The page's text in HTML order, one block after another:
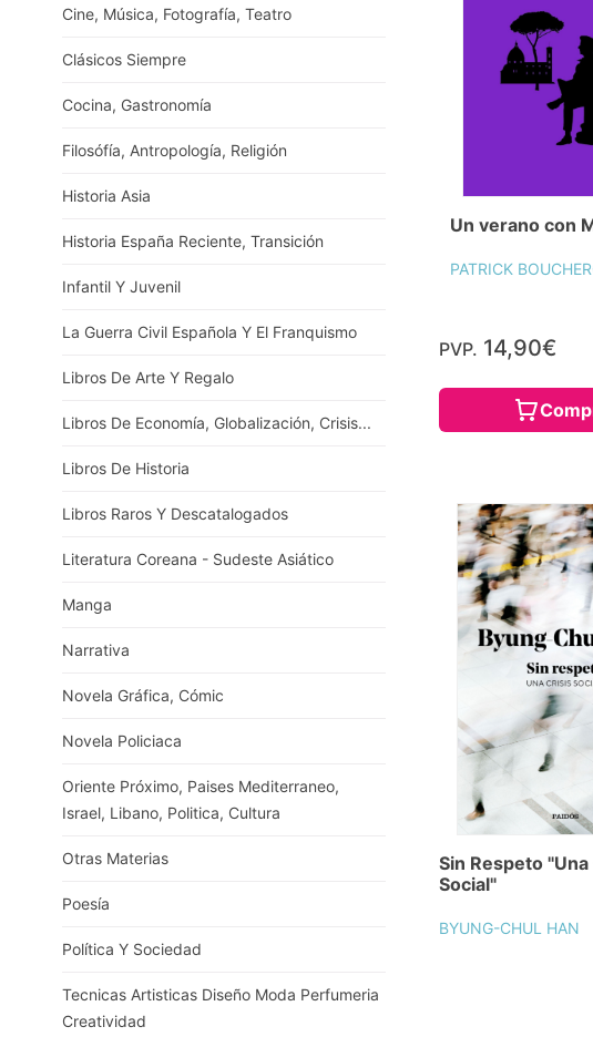
Cine, Música, Fotografía, Teatro
Clásicos Siempre
Cocina, Gastronomía
Filosófía, Antropología, Religión
Historia Asia
Historia España Reciente, Transición
Infantil Y Juvenil
La Guerra Civil Española Y El Franquismo
Libros De Arte Y Regalo
Libros De Economía, Globalización, Crisis...
Libros De Historia
Libros Raros Y Descatalogados
Literatura Coreana - Sudeste Asiático
Manga
Narrativa
Novela Gráfica, Cómic
Novela Policiaca
Oriente Próximo, Paises Mediterraneo,
Israel, Libano, Politica, Cultura
Otras Materias
Poesía
Política Y Sociedad
Tecnicas Artisticas Diseño Moda Perfumeria
Creatividad
Un verano con
PATRICK
PVP. 14,90€
Sin Respeto
Social"
BYUNG-CHUL HAN